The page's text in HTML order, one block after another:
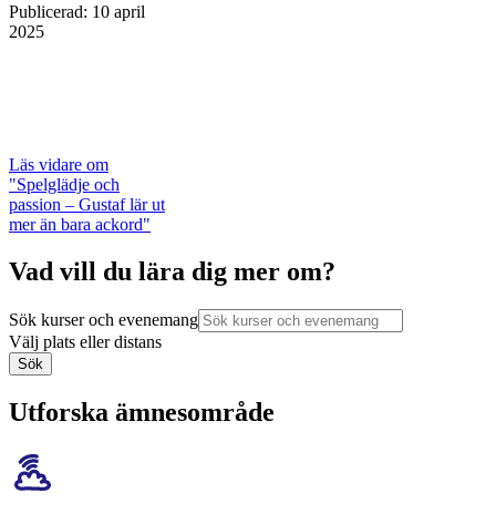
Publicerad: 10 april
2025
Läs vidare om
"Spelglädje och
passion – Gustaf lär ut
mer än bara ackord"
Vad vill du lära dig mer om?
Sök kurser och evenemang
Välj plats eller distans
Sök
Utforska ämnesområde